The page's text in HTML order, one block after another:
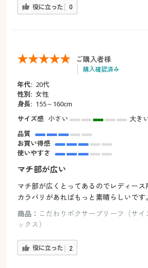
役に立った 0
ご購入者様
購入確認済み
年代: 20代
性別: 女性
身長: 155～160cm
サイズ感 小さい
大き
品質
お買い得感
使いやすさ
マチ部が広い
マチ部が広くとってあるのでレディース
カラバリがあればもっと素晴らしいです。
商品： こだわりボクサーブリーフ（サ
ックス）
役に立った 2